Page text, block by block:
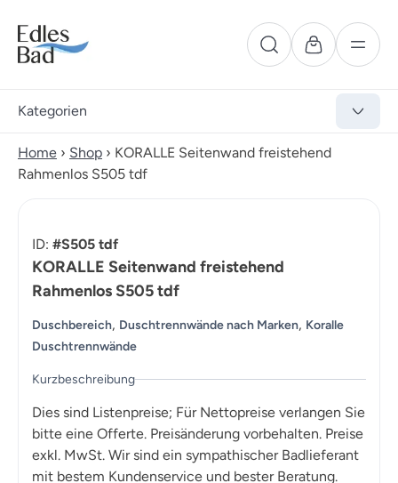
Kategorien
Home › Shop › KORALLE Seitenwand freistehend
Rahmenlos S505 tdf
ID: #S505 tdf
KORALLE Seitenwand freistehend
Rahmenlos S505 tdf
Duschbereich, Duschtrennwände nach Marken, Koralle
Duschtrennwände
Kurzbeschreibung
Dies sind Listenpreise; Für Nettopreise verlangen Sie
bitte eine Offerte. Preisänderung vorbehalten. Preise
exkl. MwSt. Wir sind ein sympathischer Badlieferant
mit bestem Kundenservice und bester Beratung.